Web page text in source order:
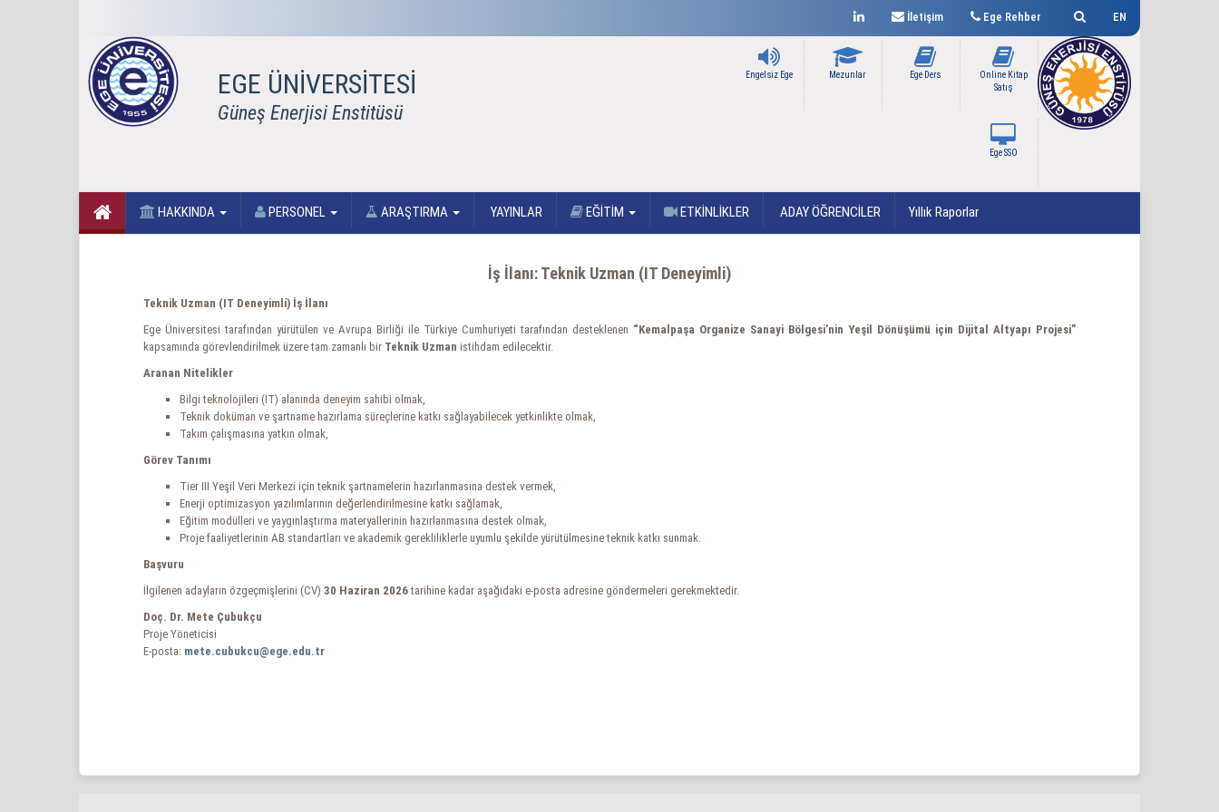
EN
Ege Rehber
İletişim
EGE ÜNİVERSİTESİ
Güneş Enerjisi Enstitüsü
Online Kitap
Satış
Ege Ders
Mezunlar
Engelsiz Ege
Ege SSO
HAKKINDA PERSONEL ARAŞTIRMA YAYINLAR EĞİTİM ETKİNLİKLER ADAY ÖĞRENCİLER Yıllık Raporlar
İş İlanı: Teknik Uzman (IT Deneyimli)
Teknik Uzman (IT Deneyimli) İş İlanı
Ege Üniversitesi tarafından yürütülen ve Avrupa Birliği ile Türkiye Cumhuriyeti tarafından desteklenen “Kemalpaşa Organize Sanayi Bölgesi’nin Yeşil Dönüşümü için Dijital Altyapı Projesi”
kapsamında görevlendirilmek üzere tam zamanlı bir Teknik Uzman istihdam edilecektir.
Aranan Nitelikler
Bilgi teknolojileri (IT) alanında deneyim sahibi olmak,
Teknik doküman ve şartname hazırlama süreçlerine katkı sağlayabilecek yetkinlikte olmak,
Takım çalışmasına yatkın olmak,
Görev Tanımı
Tier III Yeşil Veri Merkezi için teknik şartnamelerin hazırlanmasına destek vermek,
Enerji optimizasyon yazılımlarının değerlendirilmesine katkı sağlamak,
Eğitim modülleri ve yaygınlaştırma materyallerinin hazırlanmasına destek olmak,
Proje faaliyetlerinin AB standartları ve akademik gerekliliklerle uyumlu şekilde yürütülmesine teknik katkı sunmak.
Başvuru
İlgilenen adayların özgeçmişlerini (CV) 30 Haziran 2026tarihine kadar aşağıdaki e-posta adresine göndermeleri gerekmektedir.
Doç. Dr. Mete Çubukçu
Proje Yöneticisi
E-posta: mete.cubukcu@ege.edu.tr